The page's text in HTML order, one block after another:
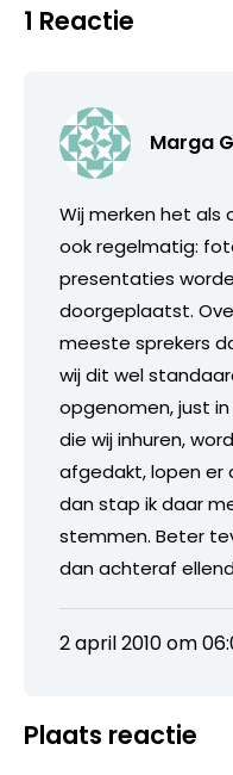
1 Reactie
Marga
Wij merken het als
ook regelmatig:
presentaties
doorgeplaatst.
meeste sprekers
wij dit wel
opgenomen, just
die wij inhuren,
afgedakt, lopen er
dan stap ik daar
stemmen. Beter
dan achteraf
2 april 2010 om
Plaats reactie